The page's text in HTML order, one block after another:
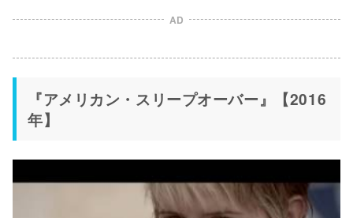
AD
『アメリカン・スリープオーバー』【2016
年】